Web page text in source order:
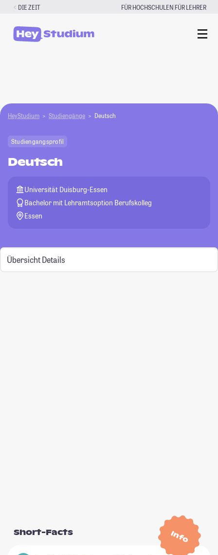
Zum
springen
DIE ZEIT FÜR HOCHSCHULEN|FÜR LEHRER
HeyStudium Studiengänge Deutsch
Studiengangsprofil
Deutsch
Universität Duisburg-Essen
Bachelor mit Lehramtsoption Berufskolleg
Essen
Übersicht Details
Info
Short-Facts